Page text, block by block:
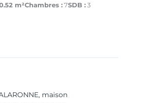
m²Chambres :7SDB :3
maison